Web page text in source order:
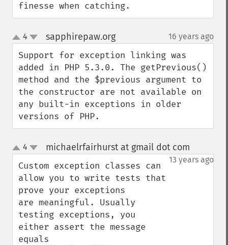
finesse when catching.
up
down
4 sapphirepaw.org¶ 16 years ago
Support for exception linking was
added in PHP 5.3.0. The getPrevious()
method and the $previous argument to
the constructor are not available on
any built-in exceptions in older
versions of PHP.
up
down
4 michaelrfairhurst at gmail dot com
13 years ago
Custom exception classes can
allow you to write tests that
prove your exceptions
are meaningful. Usually
testing exceptions, you
either assert the message
equals